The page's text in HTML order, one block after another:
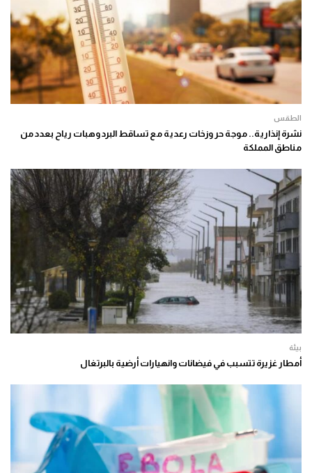
الطقس
نشرة إنذارية.. موجة حر وزخات رعدية مع تساقط البرد وهبات رياح بعدد من
مناطق المملكة
بيئة
أمطار غزيرة تتسبب في فيضانات وانهيارات أرضية بالبرتغال